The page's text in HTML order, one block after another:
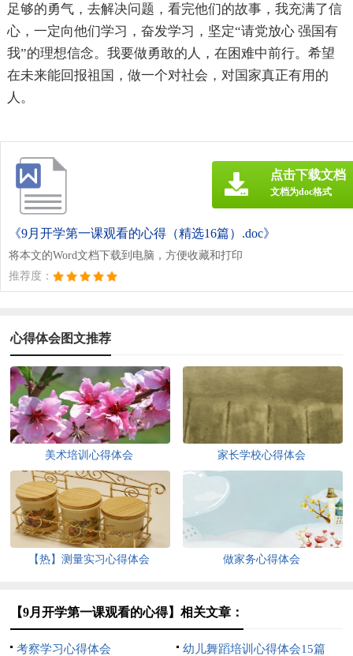
足够的勇气，去解决问题，看完他们的故事，我充满了信
心，一定向他们学习，奋发学习，坚定“请党放心 强国有
我”的理想信念。我要做勇敢的人，在困难中前行。希望
在未来能回报祖国，做一个对社会，对国家真正有用的
人。
《9月开学第一课观看的心得（精选16篇）.doc》
将本文的Word文档下载到电脑，方便收藏和打印
推荐度：
点击下载文档
文档为doc格式
心得体会图文推荐
美术培训心得体会 家长学校心得体会
【热】测量实习心得体会 做家务心得体会
【9月开学第一课观看的心得】相关文章：
考察学习心得体会 幼儿舞蹈培训心得体会15篇